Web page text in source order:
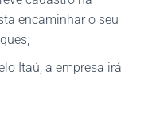
encaminhar o seu
Itaú, a empresa irá